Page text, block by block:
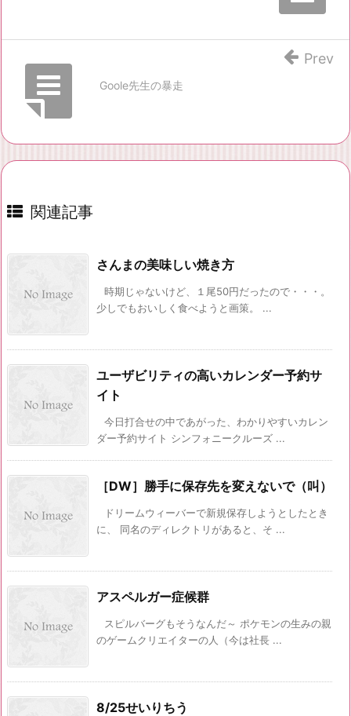
Goole先生の暴走
Prev
関連記事
さんまの美味しい焼き方
時期じゃないけど、１尾50円だったので・・・。
少しでもおいしく食べようと画策。 ...
ユーザビリティの高いカレンダー予約サ
イト
今日打合せの中であがった、わかりやすいカレン
ダー予約サイト シンフォニークルーズ ...
［DW］勝手に保存先を変えないで（叫）
ドリームウィーバーで新規保存しようとしたとき
に、 同名のディレクトリがあると、そ ...
アスペルガー症候群
スピルバーグもそうなんだ～ ポケモンの生みの親
のゲームクリエイターの人（今は社長 ...
8/25せいりちう